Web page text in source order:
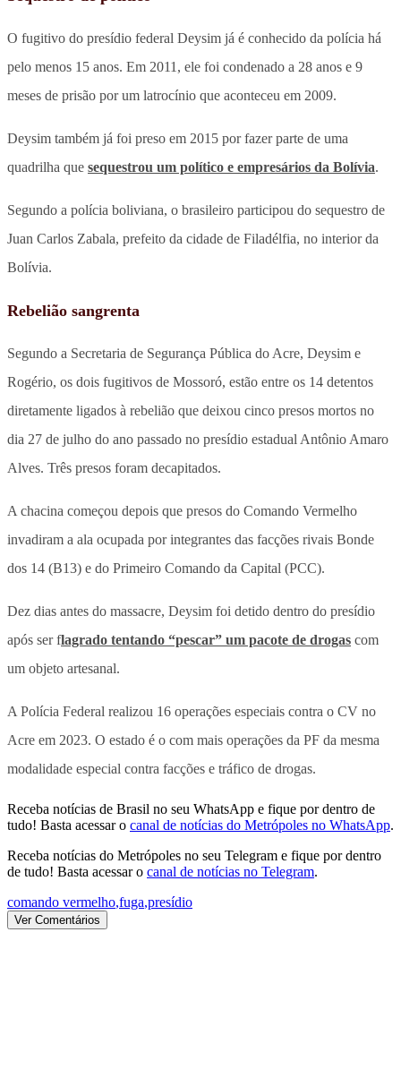
O fugitivo do presídio federal Deysim já é conhecido da polícia há
pelo menos 15 anos. Em 2011, ele foi condenado a 28 anos e 9
meses de prisão por um latrocínio que aconteceu em 2009.
Deysim também já foi preso em 2015 por fazer parte de uma
quadrilha que sequestrou um político e empresários da Bolívia.
Segundo a polícia boliviana, o brasileiro participou do sequestro de
Juan Carlos Zabala, prefeito da cidade de Filadélfia, no interior da
Bolívia.
Rebelião sangrenta
Segundo a Secretaria de Segurança Pública do Acre, Deysim e
Rogério, os dois fugitivos de Mossoró, estão entre os 14 detentos
diretamente ligados à rebelião que deixou cinco presos mortos no
dia 27 de julho do ano passado no presídio estadual Antônio Amaro
Alves. Três presos foram decapitados.
A chacina começou depois que presos do Comando Vermelho
invadiram a ala ocupada por integrantes das facções rivais Bonde
dos 14 (B13) e do Primeiro Comando da Capital (PCC).
Dez dias antes do massacre, Deysim foi detido dentro do presídio
após ser flagrado tentando “pescar” um pacote de drogas com
um objeto artesanal.
A Polícia Federal realizou 16 operações especiais contra o CV no
Acre em 2023. O estado é o com mais operações da PF da mesma
modalidade especial contra facções e tráfico de drogas.
Receba notícias de Brasil no seu WhatsApp e fique por dentro de
tudo! Basta acessar o canal de notícias do Metrópoles no WhatsApp.
Receba notícias do Metrópoles no seu Telegram e fique por dentro
de tudo! Basta acessar o canal de notícias no Telegram.
comando vermelho,fuga,presídio
Ver Comentários